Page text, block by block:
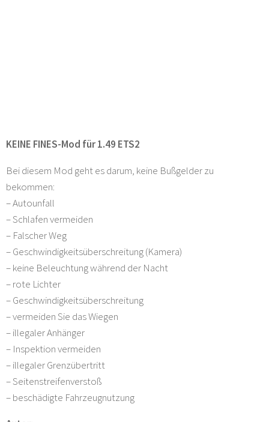
KEINE FINES-Mod für 1.49 ETS2
Bei diesem Mod geht es darum, keine Bußgelder zu
bekommen:
– Autounfall
– Schlafen vermeiden
– Falscher Weg
– Geschwindigkeitsüberschreitung (Kamera)
– keine Beleuchtung während der Nacht
– rote Lichter
– Geschwindigkeitsüberschreitung
– vermeiden Sie das Wiegen
– illegaler Anhänger
– Inspektion vermeiden
– illegaler Grenzübertritt
– Seitenstreifenverstoß
– beschädigte Fahrzeugnutzung